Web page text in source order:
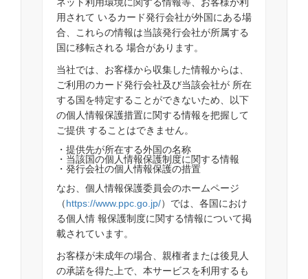
用されて いるカード発行会社が外国にある場
合、これらの情報は当該発行会社が所属する
国に移転される 場合があります。
当社では、お客様から収集した情報からは、
ご利用のカード発行会社及び当該会社が 所在
する国を特定することができないため、以下
の個人情報保護措置に関する情報を把握して
ご提供 することはできません。
・提供先が所在する外国の名称
・当該国の個人情報保護制度に関する情報
・発行会社の個人情報保護の措置
なお、個人情報保護委員会のホームページ
（https://www.ppc.go.jp/）では、各国におけ
る個人情 報保護制度に関する情報について掲
載されています。
お客様が未成年の場合、親権者または後見人
の承諾を得た上で、本サービスを利用するも